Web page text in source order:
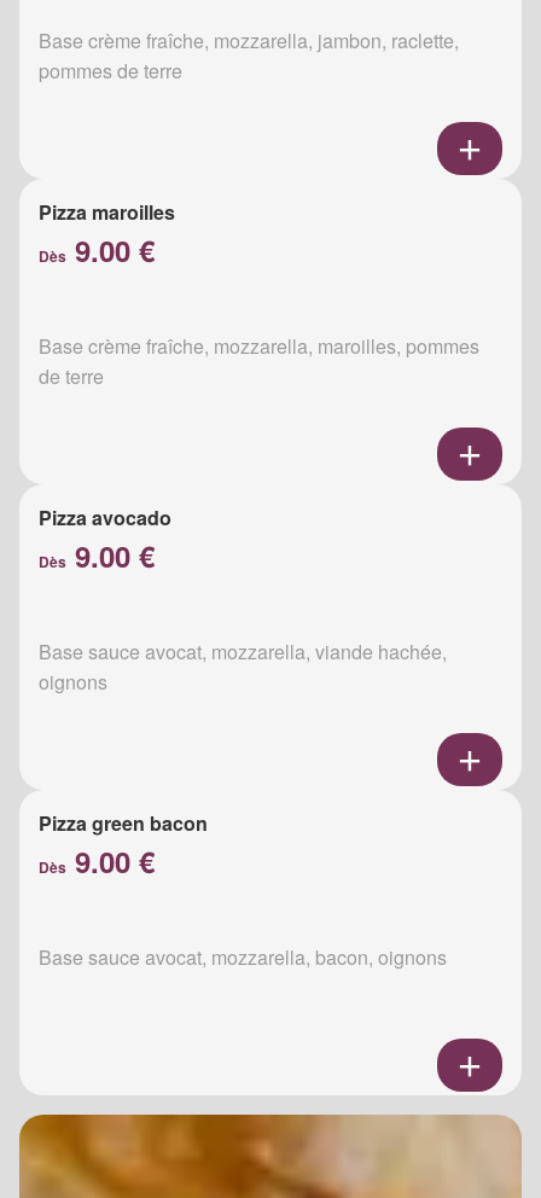
Base crème fraîche, mozzarella, jambon, raclette,
pommes de terre
Pizza maroilles
Dès 9.00 €
Base crème fraîche, mozzarella, maroilles, pommes
de terre
Pizza avocado
Dès 9.00 €
Base sauce avocat, mozzarella, viande hachée,
oignons
Pizza green bacon
Dès 9.00 €
Base sauce avocat, mozzarella, bacon, oignons